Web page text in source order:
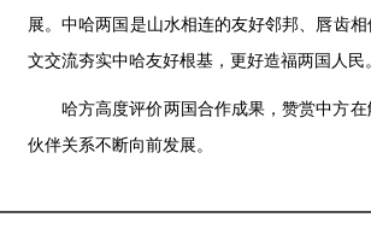
展。中哈两国是山水相连的友好邻邦、唇齿
文交流夯实中哈友好根基，更好造福两国人民。
哈方高度评价两国合作成果，赞赏中方
伙伴关系不断向前发展。